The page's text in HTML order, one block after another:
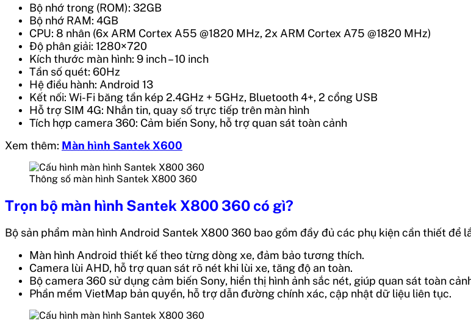
Bộ nhớ trong (ROM): 32GB
Bộ nhớ RAM: 4GB
CPU: 8 nhân (6x ARM Cortex A55 @1820 MHz, 2x ARM Cortex A75 @1820 MHz)
Độ phân giải: 1280×720
Kích thước màn hình: 9 inch – 10 inch
Tần số quét: 60Hz
Hệ điều hành: Android 13
Kết nối: Wi-Fi băng tần kép 2.4GHz + 5GHz, Bluetooth 4+, 2 cổng USB
Hỗ trợ SIM 4G: Nhắn tin, quay số trực tiếp trên màn hình
Tích hợp camera 360: Cảm biến Sony, hỗ trợ quan sát toàn cảnh
Xem thêm: Màn hình Santek X600
Thông số màn hình Santek X800 360
Trọn bộ màn hình Santek X800 360 có gì?
Bộ sản phẩm màn hình Android Santek X800 360 bao gồm đầy đủ các phụ kiện cần thiết để
Màn hình Android thiết kế theo từng dòng xe, đảm bảo tương thích.
Camera lùi AHD, hỗ trợ quan sát rõ nét khi lùi xe, tăng độ an toàn.
Bộ camera 360 sử dụng cảm biến Sony, hiển thị hình ảnh sắc nét, giúp quan sát toàn
Phần mềm VietMap bản quyền, hỗ trợ dẫn đường chính xác, cập nhật dữ liệu liên tục.